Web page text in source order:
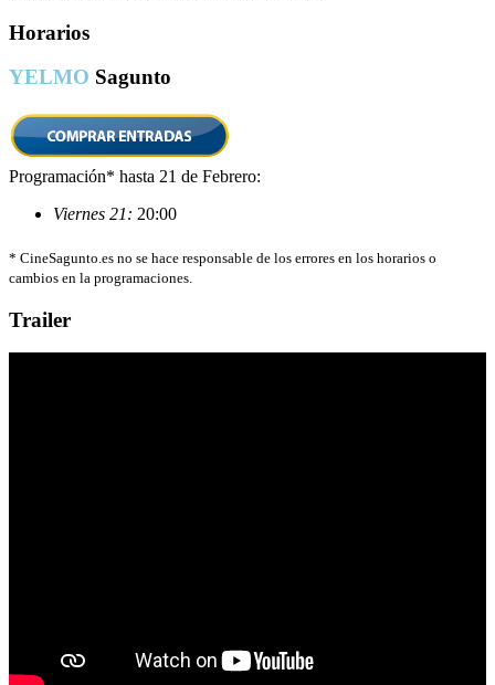
Horarios
YELMO Sagunto
Programación* hasta 21 de Febrero:
Viernes 21: 20:00
* CineSagunto.es no se hace responsable de los errores en los horarios o
cambios en la programaciones.
Trailer